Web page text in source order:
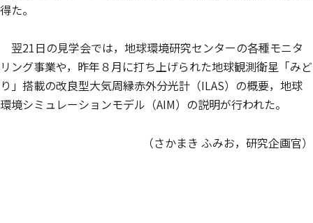
得た。
翌21日の見学会では，地球環境研究センターの各種モニタ
リング事業や，昨年８月に打ち上げられた地球観測衛星「みど
り」搭載の改良型大気周縁赤外分光計（ILAS）の概要，地球
環境シミュレーションモデル（AIM）の説明が行われた。
（さかまき ふみお，研究企画官）